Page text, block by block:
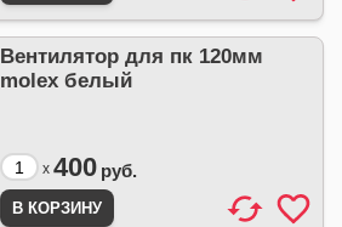
Вентилятор для пк 120мм
molex белый
x 400 руб.